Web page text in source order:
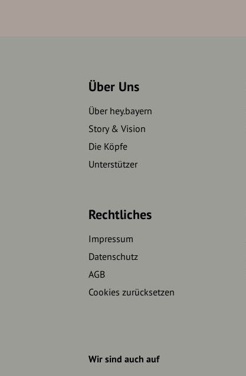
Über Uns
Über hey.bayern
Story & Vision
Die Köpfe
Unterstützer
Rechtliches
Impressum
Datenschutz
AGB
Cookies zurücksetzen
Wir sind auch auf